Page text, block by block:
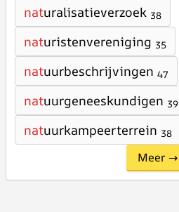
naturalisatieverzoek 38
naturistenvereniging 35
natuurbeschrijvingen 47
natuurgeneeskundigen 39
natuurkampeerterrein 38
Meer →